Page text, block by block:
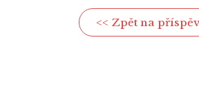
<< Zpět na